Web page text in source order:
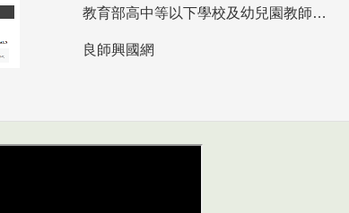
教育部高中等以下學校及幼兒園教師資格檢定考試
良師興國網